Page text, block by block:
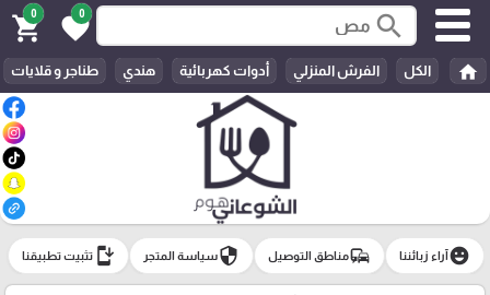
search
0
favorite
0
shopping_cart
home الكل الفرش المنزلي أدوات كهربائية هندي طناجر و قلايات
emoji_emotionsآراء زبائننا commuteمناطق التوصيل securityسياسة المتجر install_mobile تثبيت تطبيقنا